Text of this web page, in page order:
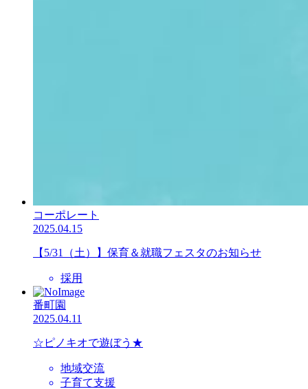
コーポレート
2025.04.15
【5/31（土）】保育＆就職フェスタのお知らせ
採用
番町園
2025.04.11
☆ピノキオで遊ぼう★
地域交流
子育て支援